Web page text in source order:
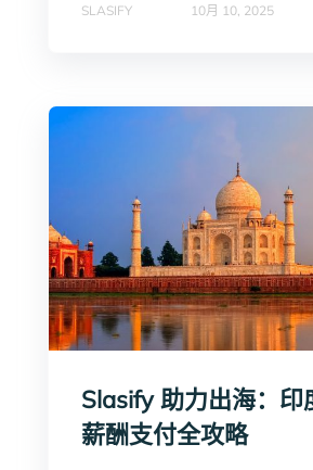
SLASIFY 10月 10, 2025
Slasify 助力出海：印
薪酬支付全攻略